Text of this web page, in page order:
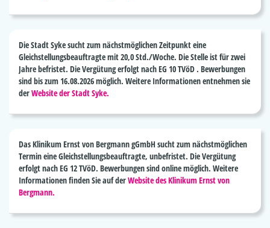
DieStadt Sykesucht zum nächstmöglichen Zeitpunkt eine
Gleichstellungsbeauftragtemit 20,0 Std./Woche. Die Stelle ist für zwei
Jahre befristet. Die Vergütung erfolgt nach EG 10 TVöD . Bewerbungen
sind bis zum 16.08.2026 möglich. Weitere Informationen entnehmen sie
derWebsite der Stadt Syke.
DasKlinikum Ernst von Bergmann gGmbH sucht zum nächstmöglichen
Termin eineGleichstellungsbeauftragte, unbefristet. Die Vergütung
erfolgt nach EG 12 TVöD. Bewerbungen sind online möglich. Weitere
Informationen finden Sie auf derWebsite des Klinikum Ernst von
Bergmann.